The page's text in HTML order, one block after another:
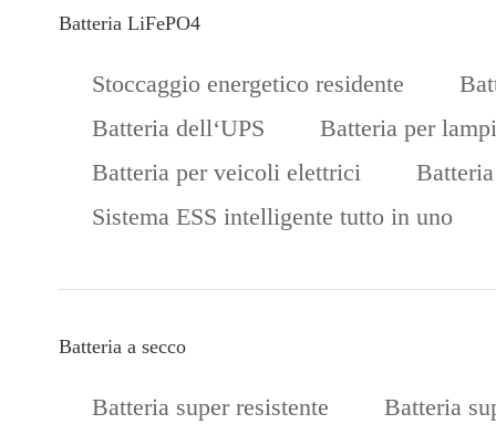
Batteria LiFePO4
Stoccaggio energetico residente
Batteria dell‘UPS
Batteria per
Batteria per veicoli elettrici
Sistema ESS intelligente tutto in uno
Batteria a secco
Batteria super resistente Batteria